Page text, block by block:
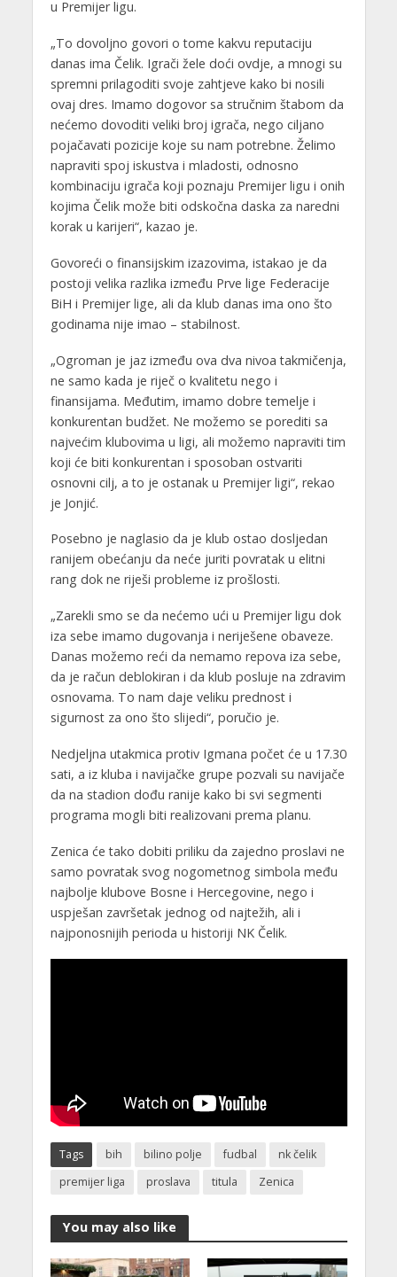
u Premijer ligu.
„To dovoljno govori o tome kakvu reputaciju
danas ima Čelik. Igrači žele doći ovdje, a mnogi su
spremni prilagoditi svoje zahtjeve kako bi nosili
ovaj dres. Imamo dogovor sa stručnim štabom da
nećemo dovoditi veliki broj igrača, nego ciljano
pojačavati pozicije koje su nam potrebne. Želimo
napraviti spoj iskustva i mladosti, odnosno
kombinaciju igrača koji poznaju Premijer ligu i onih
kojima Čelik može biti odskočna daska za naredni
korak u karijeri“, kazao je.
Govoreći o finansijskim izazovima, istakao je da
postoji velika razlika između Prve lige Federacije
BiH i Premijer lige, ali da klub danas ima ono što
godinama nije imao – stabilnost.
„Ogroman je jaz između ova dva nivoa takmičenja,
ne samo kada je riječ o kvalitetu nego i
finansijama. Međutim, imamo dobre temelje i
konkurentan budžet. Ne možemo se porediti sa
najvećim klubovima u ligi, ali možemo napraviti tim
koji će biti konkurentan i sposoban ostvariti
osnovni cilj, a to je ostanak u Premijer ligi“, rekao
je Jonjić.
Posebno je naglasio da je klub ostao dosljedan
ranijem obećanju da neće juriti povratak u elitni
rang dok ne riješi probleme iz prošlosti.
„Zarekli smo se da nećemo ući u Premijer ligu dok
iza sebe imamo dugovanja i neriješene obaveze.
Danas možemo reći da nemamo repova iza sebe,
da je račun deblokiran i da klub posluje na zdravim
osnovama. To nam daje veliku prednost i
sigurnost za ono što slijedi“, poručio je.
Nedjeljna utakmica protiv Igmana počet će u 17.30
sati, a iz kluba i navijačke grupe pozvali su navijače
da na stadion dođu ranije kako bi svi segmenti
programa mogli biti realizovani prema planu.
Zenica će tako dobiti priliku da zajedno proslavi ne
samo povratak svog nogometnog simbola među
najbolje klubove Bosne i Hercegovine, nego i
uspješan završetak jednog od najtežih, ali i
najponosnijih perioda u historiji NK Čelik.
Tags bih bilino polje fudbal
nk čelik
premijer liga
proslava titula Zenica
You may also like